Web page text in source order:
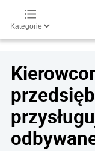
Kategorie